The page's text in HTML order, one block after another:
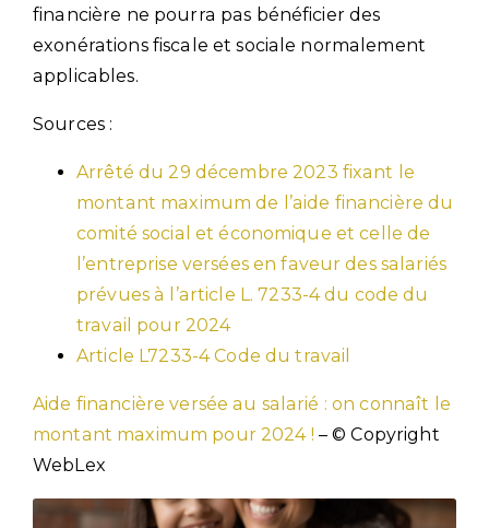
financière ne pourra pas bénéficier des
exonérations fiscale et sociale normalement
applicables.
Sources :
Arrêté du 29 décembre 2023 fixant le
montant maximum de l’aide financière du
comité social et économique et celle de
l’entreprise versées en faveur des salariés
prévues à l’article L. 7233-4 du code du
travail pour 2024
Article L7233-4 Code du travail
Aide financière versée au salarié : on connaît le
montant maximum pour 2024 ! – © Copyright
WebLex